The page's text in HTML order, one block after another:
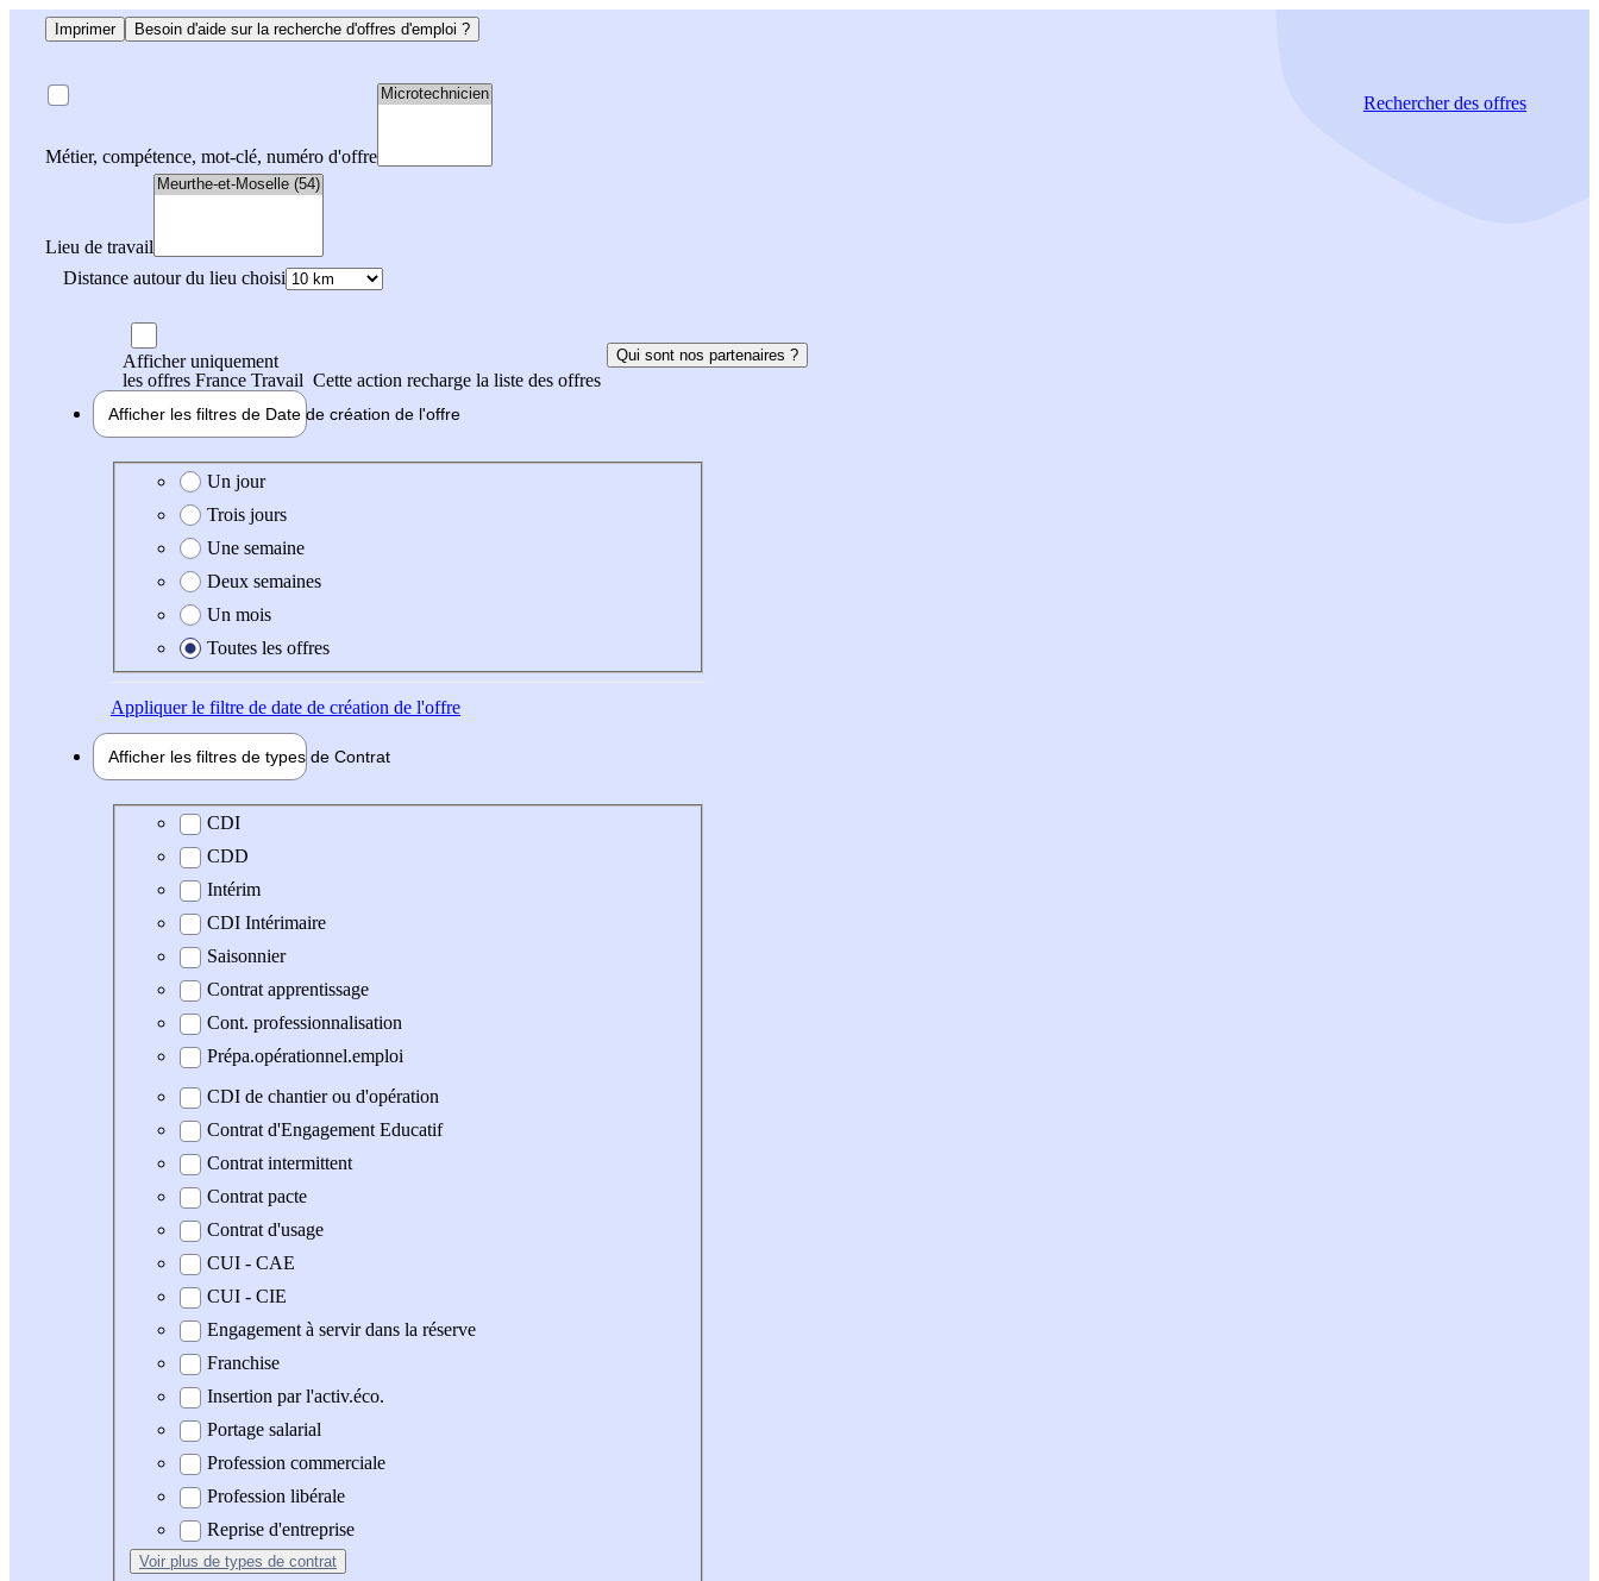
Imprimer Besoin d'aide sur la recherche d'offres d'emploi ?
Métier, compétence, mot-clé, numéro d'offre
Lieu de travail
Distance autour du lieu choisi
Rechercherdes offres
Afficher uniquement
les offres France Travail Cette action recharge la liste des offres
Qui sont nos partenaires ?
Afficher les filtres de Date de création de l'offre
Date de création de l'offre
Un jour
Trois jours
Une semaine
Deux semaines
Un mois
Toutes les offres
Appliquerle filtre de date de création de l'offre
Afficher les filtres de types de Contrat
Type de contrat
CDI
CDD
Intérim
CDI Intérimaire
Saisonnier
Contrat apprentissage
Cont. professionnalisation
Prépa.opérationnel.emploi
CDI de chantier ou d'opération
Contrat d'Engagement Educatif
Contrat intermittent
Contrat pacte
Contrat d'usage
CUI - CAE
CUI - CIE
Engagement à servir dans la réserve
Franchise
Insertion par l'activ.éco.
Portage salarial
Profession commerciale
Profession libérale
Reprise d'entreprise
Voir plus de types de contrat